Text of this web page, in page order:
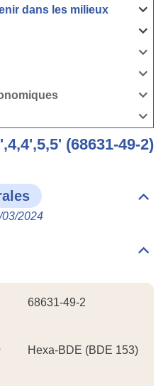
chimie
la
dans les milieux
Ouvrir
la
et
les
milieux
Ouvrir
la
Ouvrir
la
Ouvrir
la
endocrine
Ouvrir
la
Données
Ouvrir
la
rubrique
Archives
(68631-49-2)
2024
68631-49-2
Hexa-BDE (BDE 153)